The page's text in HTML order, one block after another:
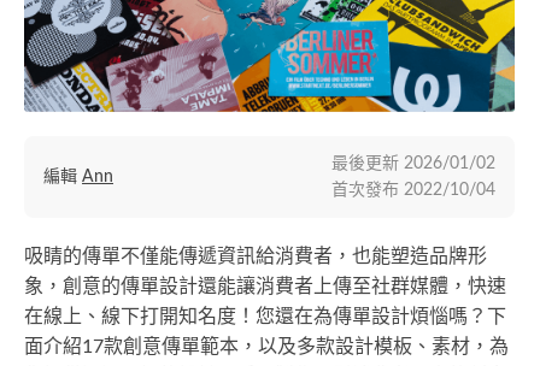
吸睛的傳單不僅能傳遞資訊給消費者，也能塑造品牌形
象，創意的傳單設計還能讓消費者上傳至社群媒體，快速
在線上、線下打開知名度！您還在為傳單設計煩惱嗎？下
面介紹17款創意傳單範本，以及多款設計模板、素材，為
編輯 Ann
最後更新 2026/01/02
首次發布 2022/10/04